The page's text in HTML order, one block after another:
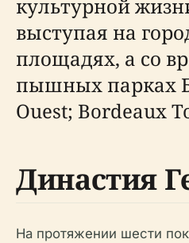
культурной
выступая на
площадях, а со
пышных парках
Ouest; Bordeaux
Династия
На протяжении шести